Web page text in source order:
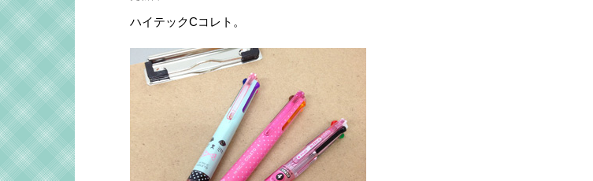
ハイテックCコレト。